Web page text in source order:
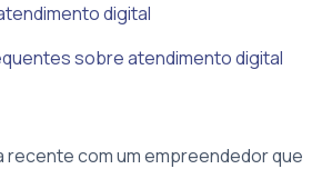
digital
sobre atendimento digital
recente com um empreendedor que